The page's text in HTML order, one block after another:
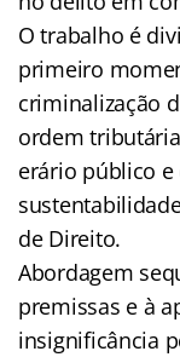
O trabalho é
primeiro
criminalização
ordem
erário público
de Direito.
Abordagem
premissas e à
insignificância